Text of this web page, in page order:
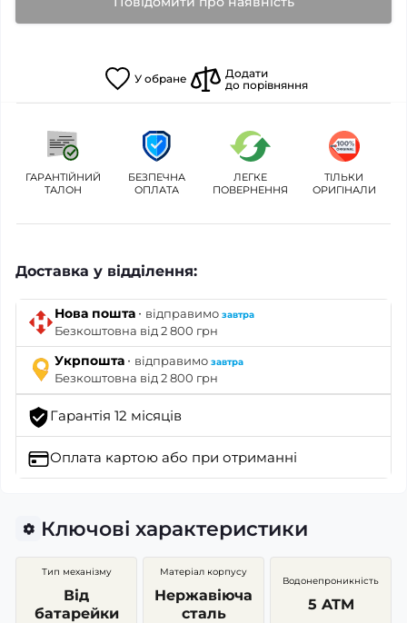
У обране
Додати
до порівняння
ГАРАНТІЙНИЙ
ТАЛОН
БЕЗПЕЧНА
ОПЛАТА
ЛЕГКЕ
ПОВЕРНЕННЯ
ТІЛЬКИ
ОРИГІНАЛИ
Доставка у відділення:
Нова пошта · відправимо завтра
Безкоштовна від 2 800 грн
Укрпошта · відправимо завтра
Безкоштовна від 2 800 грн
Гарантія 12 місяців
Оплата картою або при отриманні
Ключові характеристики
Тип механізму
Від
батарейки
Матеріал корпусу
Нержавіюча
сталь
Водонепроникність
5 ATM